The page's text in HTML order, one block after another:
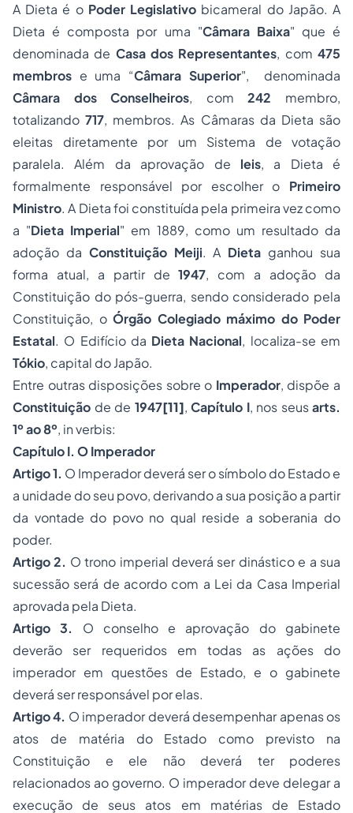
A Dieta é o Poder Legislativo bicameral do Japão. A
Dieta é composta por uma "Câmara Baixa" que é
denominada de Casa dos Representantes, com475
membros e uma “Câmara Superior", denominada
Câmara dos Conselheiros, com242 membro,
totalizando717, membros. As Câmaras da Dieta são
eleitas diretamente por um Sistema de votação
paralela. Além da aprovação de leis, a Dieta é
formalmente responsável por escolher o Primeiro
Ministro. A Dieta foi constituída pela primeira vez como
a "Dieta Imperial" em 1889, como um resultado da
adoção da Constituição Meiji. A Dieta ganhou sua
forma atual, a partir de1947, com a adoção da
Constituição do pós-guerra, sendo considerado pela
Constituição, o Órgão Colegiado máximo do Poder
Estatal. O Edifício da Dieta Nacional, localiza-se em
Tókio, capital do Japão.
Entre outras disposições sobre o Imperador, dispõe a
Constituição de de 1947[11], Capítulo I, nos seusarts.
1º ao 8º, in verbis:
Capítulo I. O Imperador
Artigo 1. O Imperador deverá ser o símbolo do Estado e
a unidade do seu povo, derivando a sua posição a partir
da vontade do povo no qual reside a soberania do
poder.
Artigo 2. O trono imperial deverá ser dinástico e a sua
sucessão será de acordo com a Lei da Casa Imperial
aprovada pela Dieta.
Artigo 3.
O conselho e aprovação do gabinete
deverão ser requeridos em todas as ações do
imperador em questões de Estado, e o gabinete
deverá ser responsável por elas.
Artigo 4. O imperador deverá desempenhar apenas os
atos de matéria do Estado como previsto na
Constituição e ele não deverá ter poderes
relacionados ao governo. O imperador deve delegar a
execução de seus atos em matérias de Estado